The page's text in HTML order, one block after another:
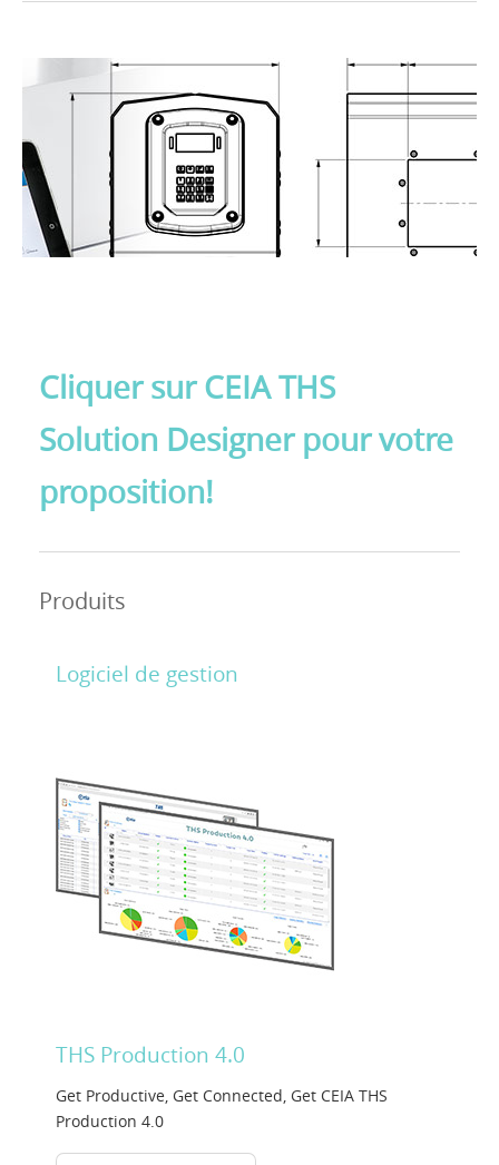
Applications
Nouvelles
Présentation
Login
Distributeurs
Cliquer sur CEIA THS
Solution Designer pour votre
proposition!
Produits
Logiciel de gestion
THS Production 4.0
Get Productive, Get Connected, Get CEIA THS
Production 4.0